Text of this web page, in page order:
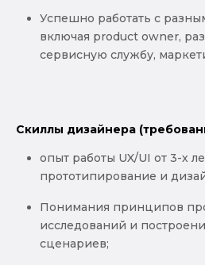
Успешно работать с
включая product owner,
сервисную службу,
Скиллы дизайнера
опыт работы UX/UI от 3-х
прототипирование и
Понимания принципов
исследований и
сценариев;